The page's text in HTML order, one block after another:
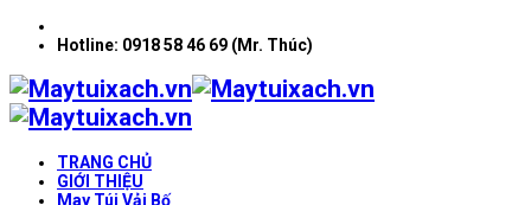
Hotline: 0918 58 46 69 (Mr. Thúc)
TRANG CHỦ
GIỚI THIỆU
May Túi Vải Bố